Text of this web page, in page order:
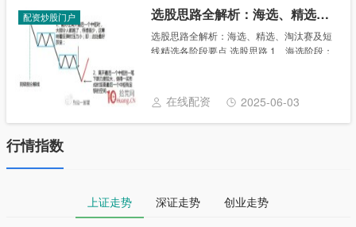
配资炒股门户 选股思路全解析：海选、精选、淘汰赛及短线精选各阶段要点
选股思路全解析：海选、精选、淘汰赛及短
线精选各阶段要点 ​选股思路 1、海选阶段：
如果是5分钟级别的，使用5日跌幅......
在线配资 2025-06-03
行情指数
上证走势 深证走势 创业走势